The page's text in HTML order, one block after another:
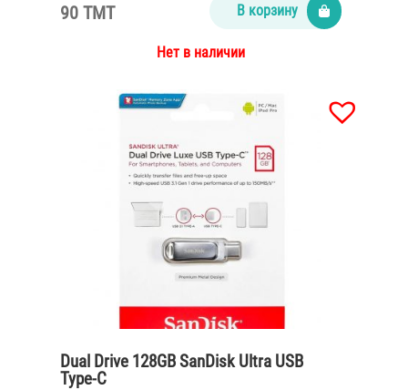
90 TMT В корзину
Нет в наличии
Dual Drive 128GB SanDisk Ultra USB
Type-C